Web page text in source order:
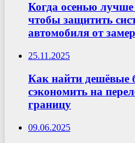
Когда осенью
чтобы защитить
автомобиля от
25.11.2025
Как найти дешёвые
сэкономить на
границу
09.06.2025